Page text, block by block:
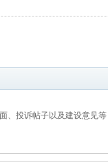
、投诉帖子以及建设意见